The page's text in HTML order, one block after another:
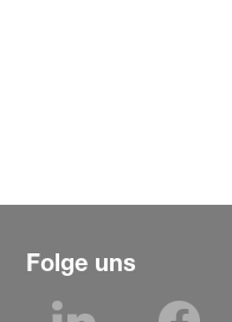
Folge uns